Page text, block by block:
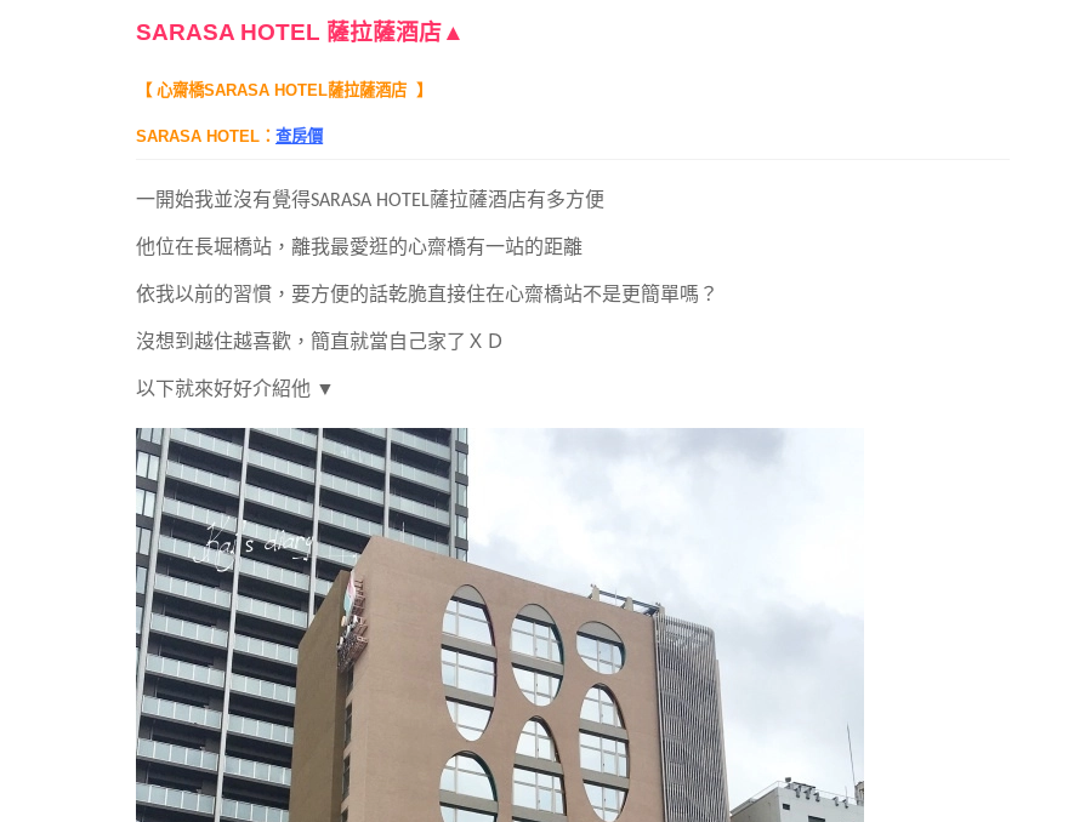
SARASA HOTEL 薩拉薩酒店▲
【 心齋橋SARASA HOTEL薩拉薩酒店 】
SARASA HOTEL： 查房價
一開始我並沒有覺得SARASA HOTEL薩拉薩酒店有多方便
他位在長堀橋站，離我最愛逛的心齋橋有一站的距離
依我以前的習慣，要方便的話乾脆直接住在心齋橋站不是更簡單嗎？
沒想到越住越喜歡，簡直就當自己家了ＸＤ
以下就來好好介紹他 ▼